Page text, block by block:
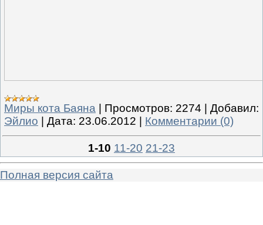
Миры кота Баяна Просмотров: 2274
Добавил:
Эйлио
Дата: 23.06.2012 Комментарии (0)
1-10 11-20 21-23
Полная версия сайта